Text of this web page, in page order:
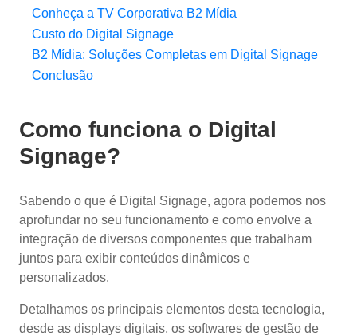
Conheça a TV Corporativa B2 Mídia
Custo do Digital Signage
B2 Mídia: Soluções Completas em Digital Signage
Conclusão
Como funciona o Digital
Signage?
Sabendo o que é Digital Signage, agora podemos nos
aprofundar no seu funcionamento e como envolve a
integração de diversos componentes que trabalham
juntos para exibir conteúdos dinâmicos e
personalizados.
Detalhamos os principais elementos desta tecnologia,
desde as displays digitais, os softwares de gestão de